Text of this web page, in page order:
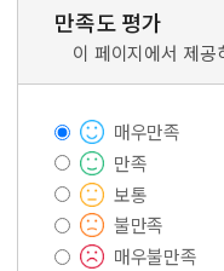
만족도 평가
이 페이지에서 제공
매우만족
만족
보통
불만족
매우불만족